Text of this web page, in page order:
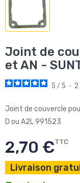
Joint de
et AN -
5 / 5 - 2
Joint de couvercle
D ou A2L 991523
2,70 €TTC
Livraison